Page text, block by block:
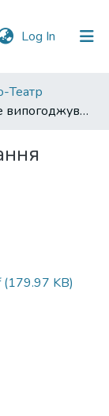
Log In (current)
Театр
Театральне випогоджування
(179.97 KB)